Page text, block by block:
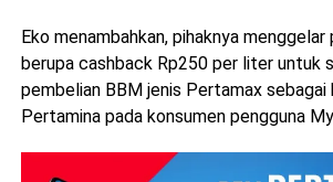
Eko menambahkan, pihaknya menggelar
berupa cashback Rp250 per liter untuk
pembelian BBM jenis Pertamax sebagai
Pertamina pada konsumen pengguna